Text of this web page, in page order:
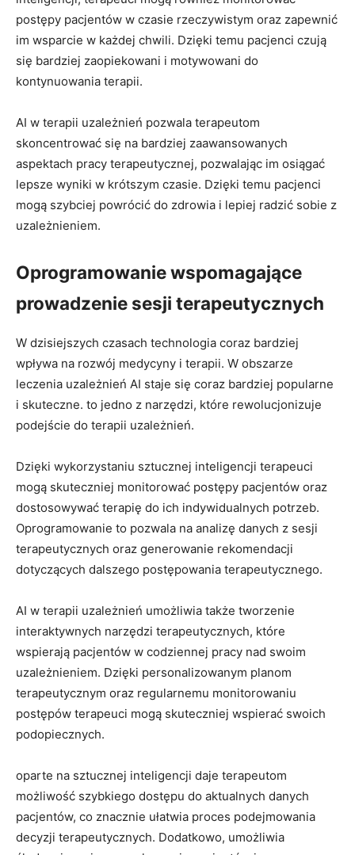
postępy pacjentów w czasie rzeczywistym oraz zapewnić
im wsparcie w każdej chwili. Dzięki temu pacjenci czują
się bardziej zaopiekowani i motywowani do
kontynuowania terapii.
AI w terapii uzależnień pozwala terapeutom
skoncentrować się na bardziej zaawansowanych
aspektach pracy terapeutycznej, pozwalając im osiągać
lepsze wyniki w krótszym czasie. Dzięki temu pacjenci
mogą szybciej powrócić do zdrowia i lepiej radzić sobie z
uzależnieniem.
Oprogramowanie wspomagające
prowadzenie sesji terapeutycznych
W dzisiejszych czasach technologia coraz bardziej
wpływa na rozwój medycyny i terapii. W obszarze
leczenia uzależnień AI staje się coraz bardziej popularne
i skuteczne. to jedno z narzędzi, które rewolucjonizuje
podejście do terapii uzależnień.
Dzięki wykorzystaniu sztucznej inteligencji terapeuci
mogą skuteczniej monitorować postępy pacjentów oraz
dostosowywać terapię do ich indywidualnych potrzeb.
Oprogramowanie to pozwala na analizę danych z sesji
terapeutycznych oraz generowanie rekomendacji
dotyczących dalszego postępowania terapeutycznego.
AI w terapii uzależnień umożliwia także tworzenie
interaktywnych narzędzi terapeutycznych, które
wspierają pacjentów w codziennej pracy nad swoim
uzależnieniem. Dzięki personalizowanym planom
terapeutycznym oraz regularnemu monitorowaniu
postępów terapeuci mogą skuteczniej wspierać swoich
podopiecznych.
oparte na sztucznej inteligencji daje terapeutom
możliwość szybkiego dostępu do aktualnych danych
pacjentów, co znacznie ułatwia proces podejmowania
decyzji terapeutycznych. Dodatkowo, umożliwia